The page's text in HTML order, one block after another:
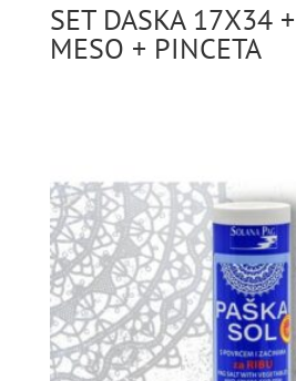
SET DASKA 17X34
MESO + PINCETA